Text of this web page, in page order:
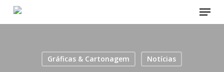
Menu
Gráficas & Cartonagem Notícias